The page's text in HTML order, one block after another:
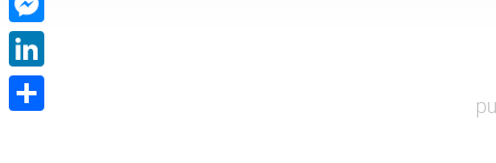
Messenger
LinkedIn